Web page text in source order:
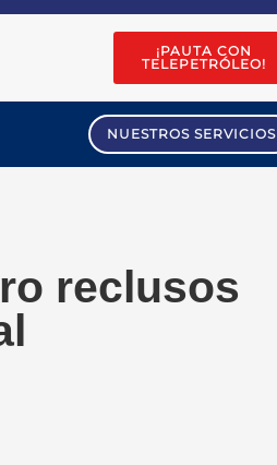
¡PAUTA CON
TELEPETRÓLEO!
NUESTROS SERVICIOS
reclusos